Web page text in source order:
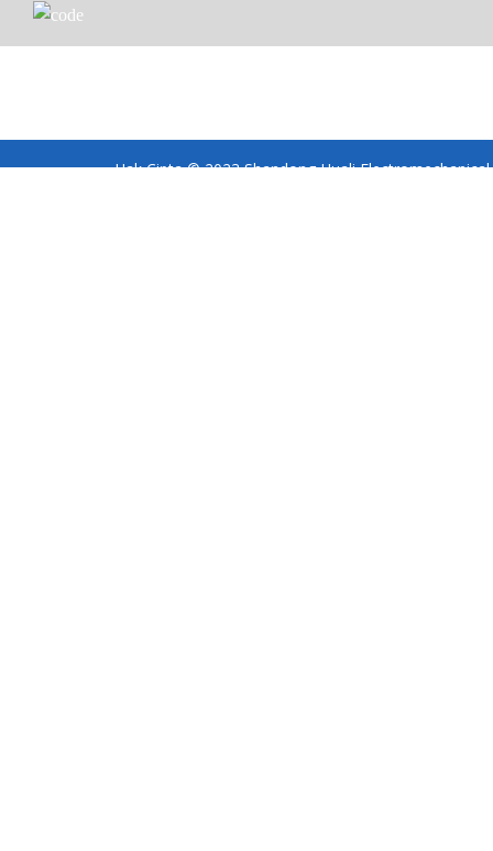
Hak Cipta © 2023 Shandong Huali Electromechanical